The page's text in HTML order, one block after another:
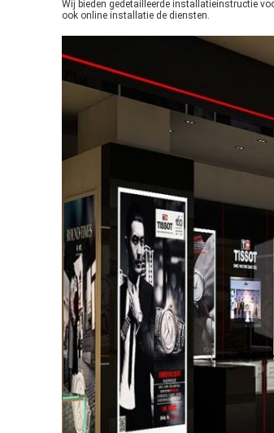
Wij bieden gedetailleerde installatieinstructie
ook online installatie de diensten.